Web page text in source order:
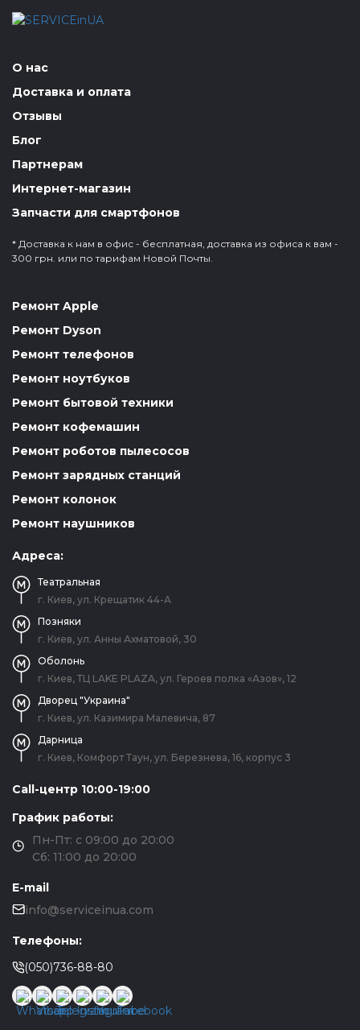
О нас
Доставка и оплата
Отзывы
Блог
Партнерам
Интернет-магазин
Запчасти для смартфонов
* Доставка к нам в офис - бесплатная, доставка из офиса к вам -
300 грн. или по тарифам Новой Почты.
Ремонт Apple
Ремонт Dyson
Ремонт телефонов
Ремонт ноутбуков
Ремонт бытовой техники
Ремонт кофемашин
Ремонт роботов пылесосов
Ремонт зарядных станций
Ремонт колонок
Ремонт наушников
Адреса:
Театральная
г. Киев, ул. Крещатик 44-А
Позняки
г. Киев, ул. Анны Ахматовой, 30
Оболонь
г. Киев, ТЦ LAKE PLAZA, ул. Героев полка «Азов», 12
Дворец "Украина"
г. Киев, ул. Казимира Малевича, 87
Дарница
г. Киев, Комфорт Таун, ул. Березнева, 16, корпус 3
Call-центр 10:00-19:00
График работы:
Пн-Пт: с 09:00 до 20:00
Сб: 11:00 до 20:00
E-mail
info@serviceinua.com
Телефоны:
(050)736-88-80